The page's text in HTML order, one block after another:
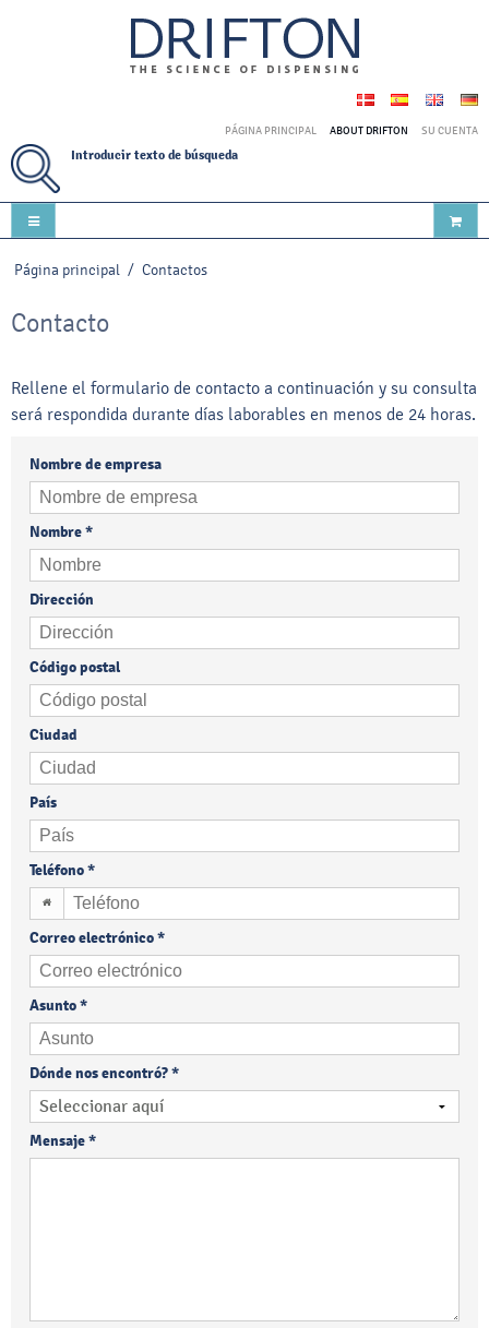
PÁGINA PRINCIPAL ABOUT DRIFTON SU CUENTA
Introducir texto de búsqueda
Página principal / Contactos
Contacto
Rellene el formulario de contacto a continuación y su consulta
será respondida durante días laborables en menos de 24 horas.
Nombre de empresa
Nombre*
Dirección
Código postal
Ciudad
País
Teléfono*
Correo electrónico*
Asunto*
Dónde nos encontró?*
Mensaje*